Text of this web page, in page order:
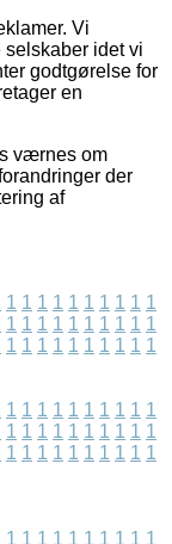
Vi
idet vi
godtgørelse for
en
værnes om
der
af
1 1 1 1 1 1 1 1 1 1
1 1 1 1 1 1 1 1 1 1
1 1 1 1 1 1 1 1 1 1
1 1 1 1 1 1 1 1 1 1
1 1 1 1 1 1 1 1 1 1
1 1 1 1 1 1 1 1 1 1
1 1 1 1 1 1 1 1 1 1